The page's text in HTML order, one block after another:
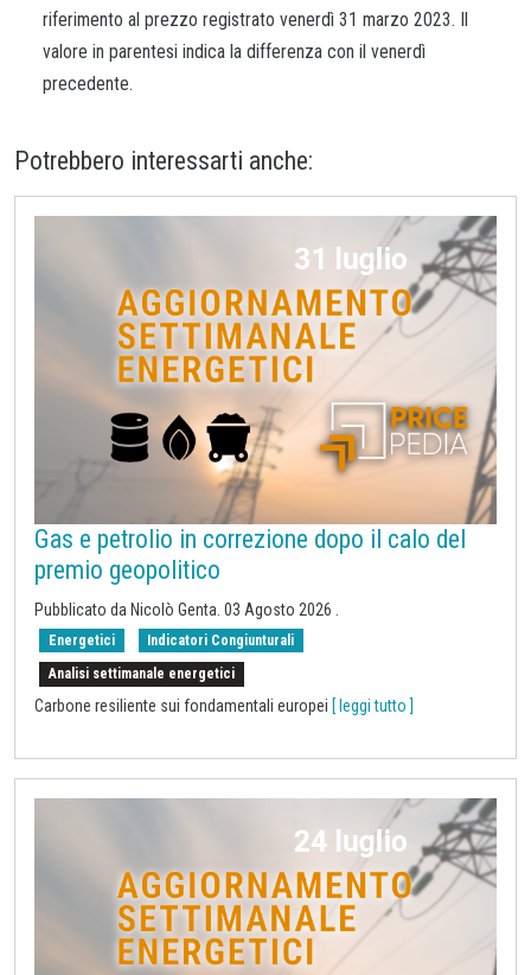
riferimento al prezzo registrato venerdì 31 marzo 2023. Il
valore in parentesi indica la differenza con il venerdì
precedente.
Potrebbero interessarti anche:
Gas e petrolio in correzione dopo il calo del
premio geopolitico
Pubblicato da Nicolò Genta 03 Agosto 2026
Energetici Indicatori Congiunturali
Analisi settimanale energetici
Carbone resiliente sui fondamentali europei [ leggi tutto ]